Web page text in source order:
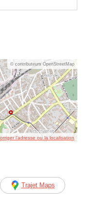
© contributeurs OpenStreetMap
l’adresse ou la localisation
Trajet Maps